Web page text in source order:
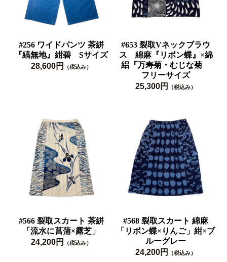
#256 ワイドパンツ 茶絣
『縞無地』紺碧 Sサイズ
28,600円
（税込み）
#653 裂取Vネックブラウ
ス 綿麻『リボン蝶』×綿
絽『万寿菊・むじな菊
フリーサイズ
25,300円
（税込み）
#566 裂取スカート 茶絣
「流水に菖蒲×露芝」
24,200円
（税込み）
#568 裂取スカート 綿麻
「リボン蝶×りんご」紺×ブ
ルーグレー
24,200円
（税込み）